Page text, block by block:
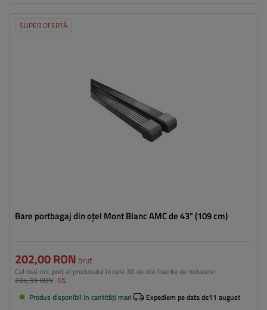
SUPER OFERTĂ
Bare portbagaj din oțel Mont Blanc AMC de 43" (109 cm)
202,00 RON brut
Cel mai mic preț al produsului în cele 30 de zile înainte de reducere:
224,39 RON -9%
Produs disponibil in cantități mari
Expediem pe data de11 august